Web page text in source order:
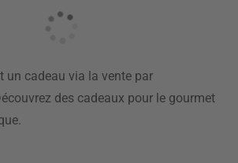
un cadeau via la vente par
des cadeaux pour le gourmet